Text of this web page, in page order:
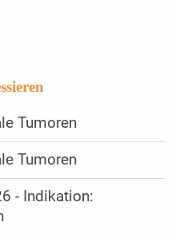
Tumoren
Tumoren
- Indikation: